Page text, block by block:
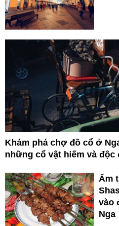
Khám phá chợ đồ cổ ở
những cổ vật hiếm và độc
Ẩm
vào
Nga